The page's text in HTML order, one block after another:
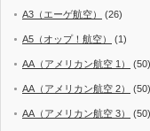
A3（エーゲ航空） (26)
A5（オップ！航空） (1)
AA（アメリカン航空 1） (50)
AA（アメリカン航空 2） (50)
AA（アメリカン航空 3） (50)